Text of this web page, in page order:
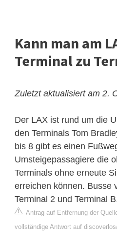
Kann man am
Terminal zu
Zuletzt aktualisiert am 2.
Der LAX ist rund um die
den Terminals Tom
bis 8 gibt es einen
Umsteigepassagiere die
Terminals ohne erneute
erreichen können. Busse
Terminal 2 und Terminal
Antrag auf Entfernung der
vollständige Antwort auf